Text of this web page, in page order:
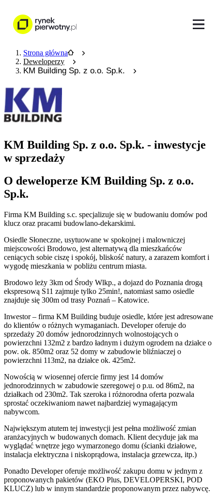
Strona główna
Deweloperzy
KM Building Sp. z o.o. Sp.k.
KM Building Sp. z o.o. Sp.k. - inwestycje
w sprzedaży
O deweloperze KM Building Sp. z o.o.
Sp.k.
Firma KM Building s.c. specjalizuje się w budowaniu domów pod
klucz oraz pracami budowlano-dekarskimi.
Osiedle Słoneczne, usytuowane w spokojnej i malowniczej
miejscowości Brodowo, jest alternatywą dla mieszkańców
ceniących sobie ciszę i spokój, bliskość natury, a zarazem komfort i
wygodę mieszkania w pobliżu centrum miasta.
Brodowo leży 3km od Środy Wlkp., a dojazd do Poznania drogą
ekspresową S11 zajmuje tylko 25min!, natomiast samo osiedle
znajduje się 300m od trasy Poznań – Katowice.
Inwestor – firma KM Building buduje osiedle, które jest adresowane
do klientów o różnych wymaganiach. Developer oferuje do
sprzedaży 20 domów jednorodzinnych wolnostojących o
powierzchni 132m2 z bardzo ładnym i dużym ogrodem na działce o
pow. ok. 850m2 oraz 52 domy w zabudowie bliźniaczej o
powierzchni 113m2, na działce ok. 425m2.
Nowością w wiosennej ofercie firmy jest 14 domów
jednorodzinnych w zabudowie szeregowej o p.u. od 86m2, na
działkach od 230m2. Tak szeroka i różnorodna oferta pozwala
sprostać oczekiwaniom nawet najbardziej wymagającym
nabywcom.
Największym atutem tej inwestycji jest pełna możliwość zmian
aranżacyjnych w budowanych domach. Klient decyduje jak ma
wyglądać wnętrze jego wymarzonego domu (ścianki działowe,
instalacja elektryczna i niskoprądowa, instalacja grzewcza, itp.)
Ponadto Developer oferuje możliwość zakupu domu w jednym z
proponowanych pakietów (EKO Plus, DEVELOPERSKI, POD
KLUCZ) lub w innym standardzie proponowanym przez nabywcę.